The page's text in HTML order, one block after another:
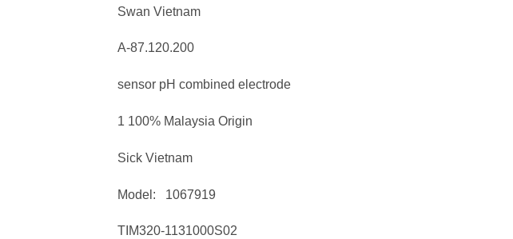
Swan Vietnam
A-87.120.200
sensor pH combined electrode
1 100% Malaysia Origin
Sick Vietnam
Model: 1067919
TIM320-1131000S02